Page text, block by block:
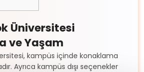
Üniversitesi
ve Yaşam
kampüs içinde konaklama
Ayrıca kampüs dışı seçenekler